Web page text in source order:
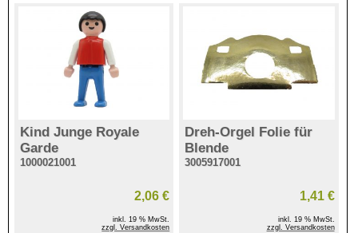
Kind Junge Royale
Garde
1000021001
2,06 €
inkl. 19 % MwSt.
zzgl. Versandkosten
Dreh-Orgel Folie für
Blende
3005917001
1,41 €
inkl. 19 % MwSt.
zzgl. Versandkosten